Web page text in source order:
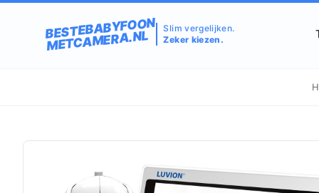
BESTEBABYFOON
METCAMERA.NL
Slim vergelijken.
Zeker kiezen.